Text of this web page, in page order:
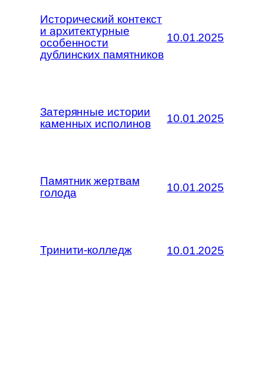
Исторический контекст
и архитектурные
особенности
дублинских памятников
10.01.2025
Затерянные истории
каменных исполинов
10.01.2025
Памятник жертвам
голода
10.01.2025
Тринити-колледж 10.01.2025